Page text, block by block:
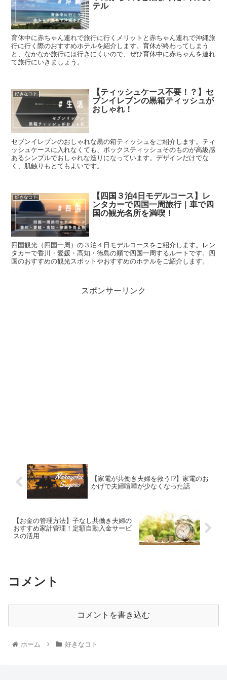
テル
育休中に赤ちゃん連れで旅行に行くメリットと赤ちゃん連れで沖縄旅
行に行く際のおすすめホテルを紹介します。育休が終わってしまう
と、なかなか旅行には行きにくいので、ぜひ育休中に赤ちゃんを連れ
て旅行にいきましょう。
好きなコト
【ティッシュケース不要！？】セ
ブンイレブンの黒箱ティッシュが
おしゃれ！
セブンイレブンのおしゃれな黒の箱ティッシュをご紹介します。ティ
ッシュケースに入れなくても、ボックスティッシュそのものが高級感
あるシンプルでおしゃれな造りになっています。デザインだけでな
く、肌触りもとてもよいです。
好きなコト
【四国３泊4日モデルコース】レ
ンタカーで四国一周旅行｜車で四
国の観光名所を満喫！
四国観光（四国一周）の３泊４日モデルコースをご紹介します。レン
タカーで香川・愛媛・高知・徳島の順で四国一周するルートです。四
国のおすすめの観光スポットやおすすめのホテルをご紹介します。
スポンサーリンク
【家電が共働き夫婦を救う!?】家電のお
かげで夫婦喧嘩が少なくなった話
【お金の管理方法】子なし共働き夫婦の
おすすめ家計管理！定額自動入金サービ
スの活用
コメント
コメントを書き込む
ホーム 好きなコト